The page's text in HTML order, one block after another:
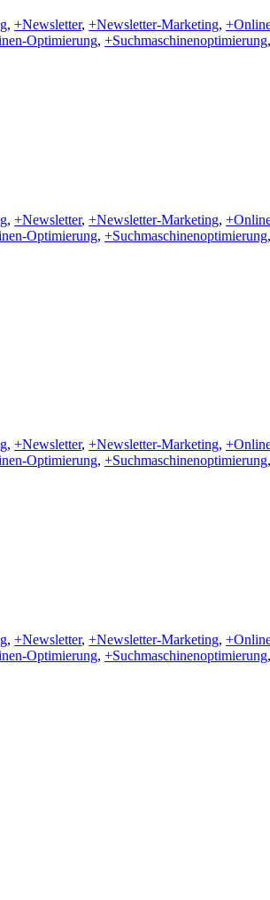
, +Newsletter, +Newsletter-Marketing,
Optimierung, +Suchmaschinenoptimierung,
, +Newsletter, +Newsletter-Marketing,
Optimierung, +Suchmaschinenoptimierung,
, +Newsletter, +Newsletter-Marketing,
Optimierung, +Suchmaschinenoptimierung,
, +Newsletter, +Newsletter-Marketing,
Optimierung, +Suchmaschinenoptimierung,